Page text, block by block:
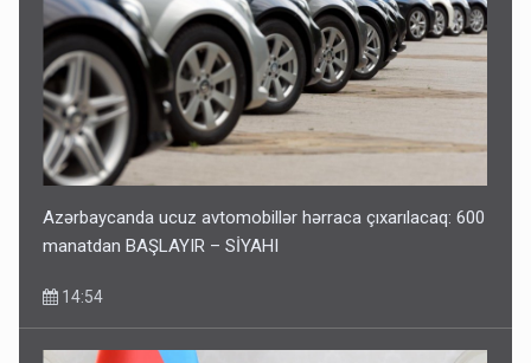
Bu şəxslərin müavinəti LƏĞV EDİLƏCƏK
11:46
Azərbaycanda ucuz avtomobillər hərraca çıxarılacaq: 600
manatdan BAŞLAYIR – SİYAHI
14:54